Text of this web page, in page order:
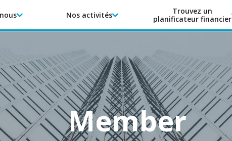
Nos activités
Trouvez un
planificateur financier
Member